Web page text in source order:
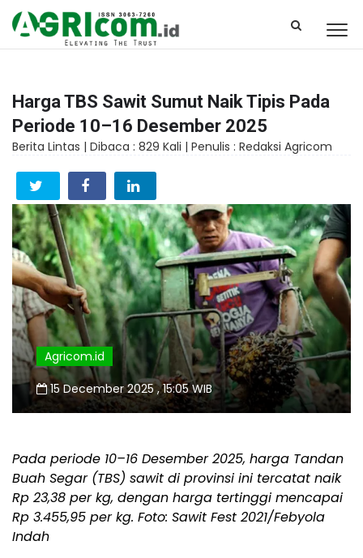
Harga TBS Sawit Sumut Naik Tipis Pada
Periode 10–16 Desember 2025
Berita Lintas | Dibaca : 829 Kali | Penulis : Redaksi Agricom
Agricom.id
15 December 2025 , 15:05 WIB
Pada periode 10–16 Desember 2025, harga Tandan
Buah Segar (TBS) sawit di provinsi ini tercatat naik
Rp 23,38 per kg, dengan harga tertinggi mencapai
Rp 3.455,95 per kg. Foto: Sawit Fest 2021/Febyola
Indah